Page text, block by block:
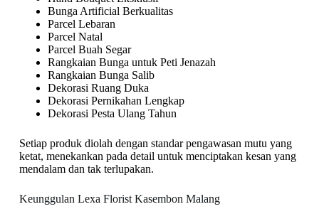
Bunga Artificial Berkualitas
Parcel Lebaran
Parcel Natal
Parcel Buah Segar
Rangkaian Bunga untuk Peti Jenazah
Rangkaian Bunga Salib
Dekorasi Ruang Duka
Dekorasi Pernikahan Lengkap
Dekorasi Pesta Ulang Tahun
Setiap produk diolah dengan standar pengawasan mutu yang
ketat, menekankan pada detail untuk menciptakan kesan yang
mendalam dan tak terlupakan.
Keunggulan Lexa Florist Kasembon Malang